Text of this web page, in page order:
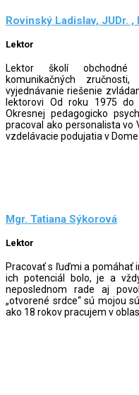
Rovinský Ladislav, JUDr. ,
Lektor
Lektor školí obchodné
komunikačných
vyjednávanie riešenie
lektorovi Od roku 1975
Okresnej pedagogicko
pracoval ako personalista vo
vzdelávacie podujatia v
Mgr. Tatiana Sýkorová
Lektor
Pracovať s ľuďmi a pomáhať
ich potenciál bolo, je a
neposlednom rade aj
„otvorené srdce“ sú mojou
ako 18 rokov pracujem v